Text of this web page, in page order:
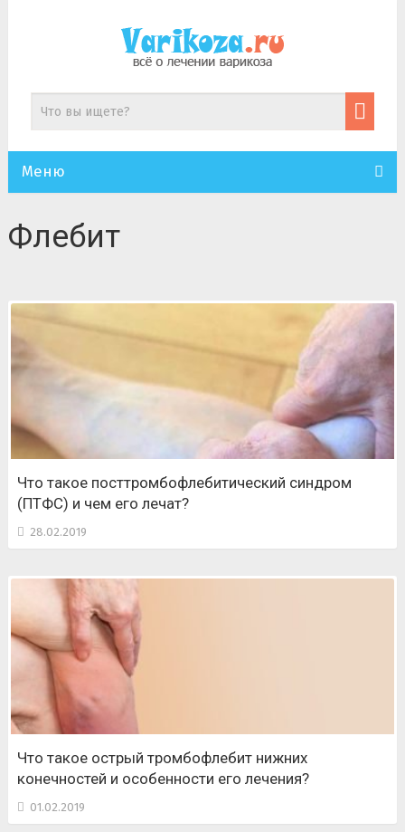
Меню
Флебит
Что такое посттромбофлебитический синдром
(ПТФС) и чем его лечат?
28.02.2019
Что такое острый тромбофлебит нижних
конечностей и особенности его лечения?
01.02.2019